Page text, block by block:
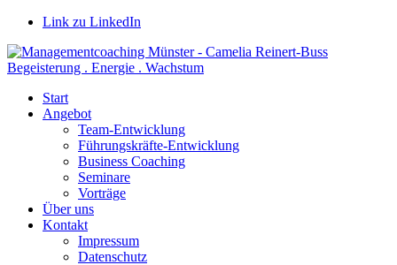
Link zu LinkedIn
Begeisterung . Energie . Wachstum
Start
Angebot
Team-Entwicklung
Führungskräfte-Entwicklung
Business Coaching
Seminare
Vorträge
Über uns
Kontakt
Impressum
Datenschutz